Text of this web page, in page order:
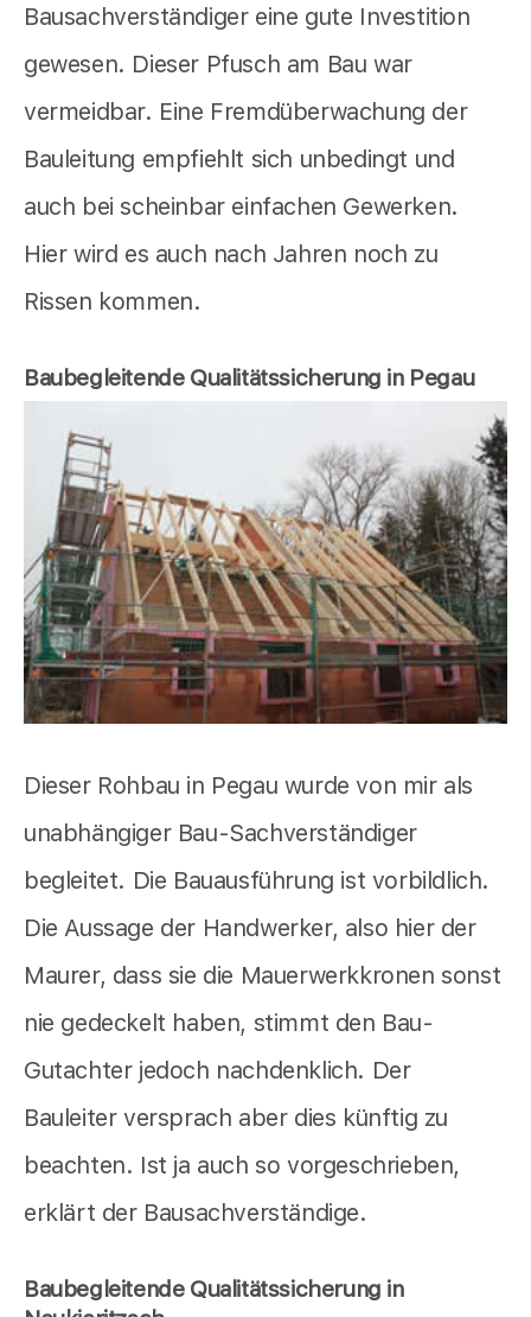
Bausachverständiger eine gute Investition
gewesen. Dieser Pfusch am Bau war
vermeidbar. Eine Fremdüberwachung der
Bauleitung empfiehlt sich unbedingt und
auch bei scheinbar einfachen Gewerken.
Hier wird es auch nach Jahren noch zu
Rissen kommen.
Baubegleitende Qualitätssicherung in Pegau
Dieser Rohbau in Pegau wurde von mir als
unabhängiger Bau-Sachverständiger
begleitet. Die Bauausführung ist vorbildlich.
Die Aussage der Handwerker, also hier der
Maurer, dass sie die Mauerwerkkronen sonst
nie gedeckelt haben, stimmt den Bau-
Gutachter jedoch nachdenklich. Der
Bauleiter versprach aber dies künftig zu
beachten. Ist ja auch so vorgeschrieben,
erklärt der Bausachverständige.
Baubegleitende Qualitätssicherung in